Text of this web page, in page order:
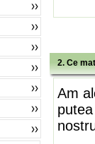
2. Ce
Am